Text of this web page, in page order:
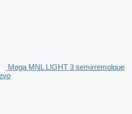
Mega MNL LIGHT 3 semirremolque